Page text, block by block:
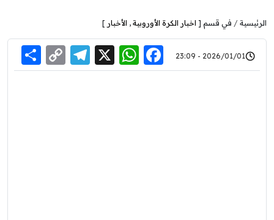
الرئيسية في قسم [ اخبار الكرة الأوروبية , الأخبار ]
2026/01/01 - 23:09
Facebook
WhatsApp
X
Link